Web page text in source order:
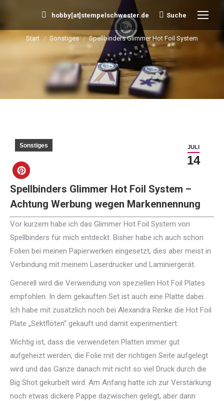
hobby[at]stempelschwester.de Search:
Suche
Sie befinden sich hier:
Start Sonstiges Spellbinders Glimmer Hot Foil System
JULI
14
Sonstiges
Spellbinders Glimmer Hot Foil System –
Achtung Werbung wegen Markennennung
Vor kurzem habe ich das Glimmer Hot Foil System von
Spellbinders für mich entdeckt. Bisher habe ich auch schon
Folien bei meinen Papierwerken eingesetzt, dies aber meist in
Verbindung mit meinem Laserdrucker und Laminiergerät.
Generell wird die Verwendung von speziellen Hot Foil Plates
empfohlen. In dem gekauften Set ist auch eine Platte dabei.
Ich habe mit zusätzlich noch bei Alexandra Renke die Hot Foil
Plate „Sektflöten“ gekauft und damit experimentiert.
Wichtig ist, dass die verwendeten Platten immer gut
aufgeheizt werden, die Folie mit der richtigen Seite aufgelegt
wird und das Ganze danach mit nicht so viel Druck durch die
Big Shot gekurbelt wird. Am Anfang hatte ich zur Verstärkung
noch etwas dickere Pappe dazwischen gelegt, aber dann